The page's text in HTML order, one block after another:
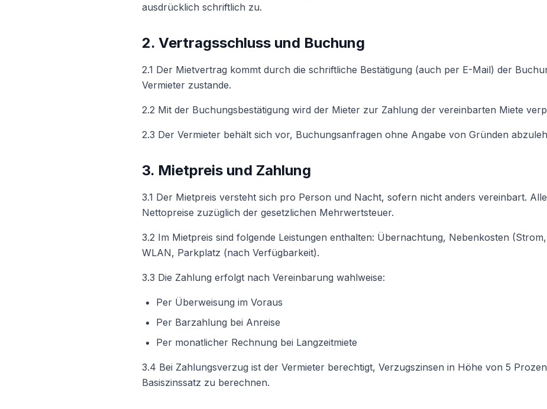
ausdrücklich schriftlich zu.
2. Vertragsschluss und Buchung
2.1 Der Mietvertrag kommt durch die schriftliche Bestätigung (auch per E-Mail) der
Vermieter zustande.
2.2 Mit der Buchungsbestätigung wird der Mieter zur Zahlung der vereinbarten Miete
2.3 Der Vermieter behält sich vor, Buchungsanfragen ohne Angabe von Gründen
3. Mietpreis und Zahlung
3.1 Der Mietpreis versteht sich pro Person und Nacht, sofern nicht anders vereinbart.
Nettopreise zuzüglich der gesetzlichen Mehrwertsteuer.
3.2 Im Mietpreis sind folgende Leistungen enthalten: Übernachtung, Nebenkosten
WLAN, Parkplatz (nach Verfügbarkeit).
3.3 Die Zahlung erfolgt nach Vereinbarung wahlweise:
Per Überweisung im Voraus
Per Barzahlung bei Anreise
Per monatlicher Rechnung bei Langzeitmiete
3.4 Bei Zahlungsverzug ist der Vermieter berechtigt, Verzugszinsen in Höhe von 5
Basiszinssatz zu berechnen.